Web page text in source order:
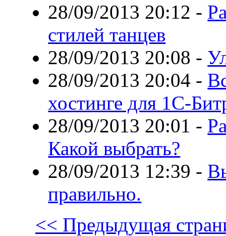
28/09/2013 20:12 -
стилей танцев
28/09/2013 20:08 -
28/09/2013 20:04 -
хостинге для 1С-
28/09/2013 20:01 -
Какой выбрать?
28/09/2013 12:39 -
правильно.
<< Предыдущая